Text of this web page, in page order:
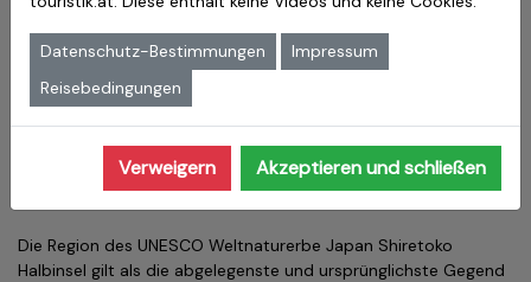
Die Shiretoko Halbinsel liegt im äußersten Osten der
nördlichsten Insel Ja­pans, Hakkaido. Sie ragt in das
Ochotskische Meer und der größte Teil der Insel bildet den
Nationalpark Shiretoko. Im Zentrum der Landzunge befin­det
sich eine Vulkankette, wobei der höchste Berg 1660 Meter hoch
Die Region des UNESCO Weltnaturerbe Japan Shiretoko
Halbinsel gilt als die abgelegenste und ursprünglichste Gegend
Datenschutz-Bestimmungen
Impressum
Reisebedingungen
Verweigern Akzeptieren und schließen